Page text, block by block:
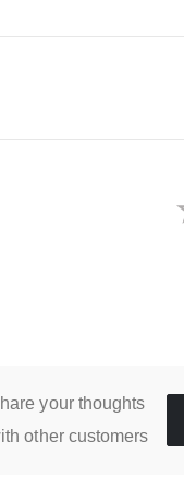
your thoughts
other customers